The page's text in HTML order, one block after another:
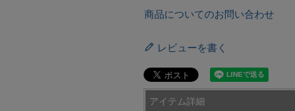
商品についてのお問い合わせ
レビューを書く
アイテム詳細